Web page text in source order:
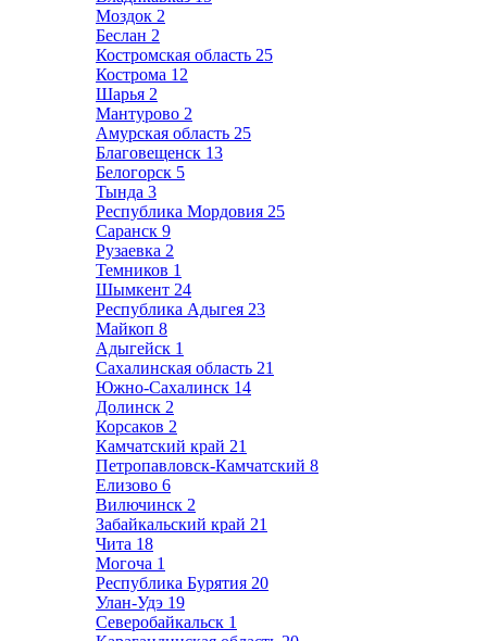
Моздок 2
Беслан 2
Костромская область 25
Кострома 12
Шарья 2
Мантурово 2
Амурская область 25
Благовещенск 13
Белогорск 5
Тында 3
Республика Мордовия 25
Саранск 9
Рузаевка 2
Темников 1
Шымкент 24
Республика Адыгея 23
Майкоп 8
Адыгейск 1
Сахалинская область 21
Южно-Сахалинск 14
Долинск 2
Корсаков 2
Камчатский край 21
Петропавловск-Камчатский 8
Елизово 6
Вилючинск 2
Забайкальский край 21
Чита 18
Могоча 1
Республика Бурятия 20
Улан-Удэ 19
Северобайкальск 1